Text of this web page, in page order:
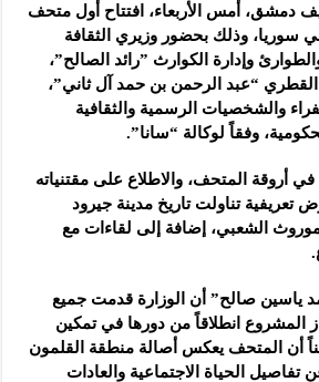
دمشق، أمس الأربعاء، افتتاح أول متحف
سوريا، وذلك بحضور وزيري الثقافة
وإدارة الكوارث ‌”‏رائد الصالح”،
القطري “عبد الرحمن بن حمد آل ثاني”،
والشخصيات الرسمية والثقافية
وفقاً لوكالة “سانا”.
أروقة المتحف، والاطلاع على مقتنياته
تعريفية تناولت تاريخ مدينة جيرود
الشعبي، إضافة إلى لقاءات مع
ياسين صالح” أن الوزارة قدمت جميع
المشروع انطلاقاً من دورها في تمكين
أن المتحف يعكس أصالة منطقة القلمون
الحياة الاجتماعية والعادات